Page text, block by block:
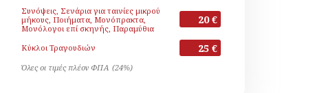
Συνόψεις, Σενάρια για ταινίες μικρού
μήκους, Ποιήματα, Μονόπρακτα,
Μονόλογοι επί σκηνής, Παραμύθια
20 €
Κύκλοι Τραγουδιών 25 €
Όλες οι τιμές πλέον ΦΠΑ (24%)